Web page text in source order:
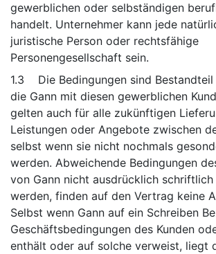
gewerblichen oder selbständigen
handelt. Unternehmer kann jede
juristische Person oder rechtsfähige
Personengesellschaft sein.
1.3 Die Bedingungen sind Bestandteil
die Gann mit diesen gewerblichen
gelten auch für alle zukünftigen
Leistungen oder Angebote zwischen
selbst wenn sie nicht nochmals
werden. Abweichende Bedingungen
von Gann nicht ausdrücklich schriftlich
werden, finden auf den Vertrag keine
Selbst wenn Gann auf ein Schreiben
Geschäftsbedingungen des Kunden
enthält oder auf solche verweist, liegt